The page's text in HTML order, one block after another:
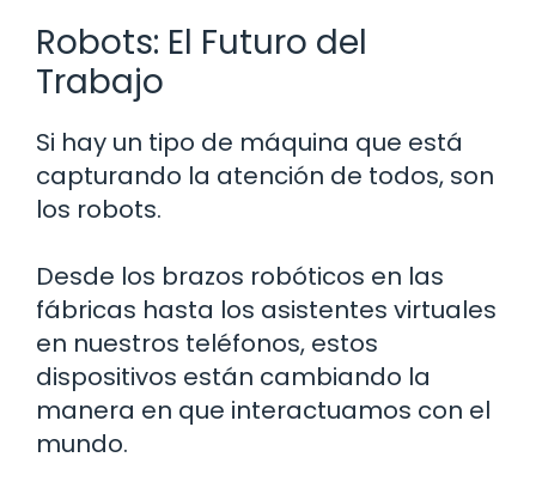
Robots: El Futuro del
Trabajo
Si hay un tipo de máquina que está
capturando la atención de todos, son
los robots.
Desde los brazos robóticos en las
fábricas hasta los asistentes virtuales
en nuestros teléfonos, estos
dispositivos están cambiando la
manera en que interactuamos con el
mundo.